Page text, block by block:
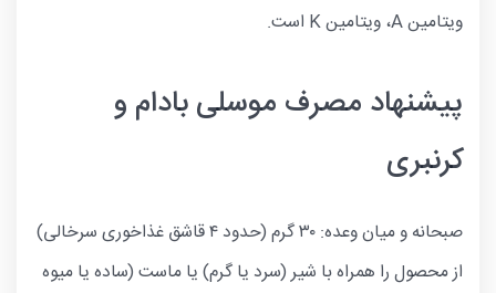
ویتامین A، ویتامین K است.
پیشنهاد مصرف موسلی بادام و
کرنبری
صبحانه و میان وعده: ۳۰ گرم (حدود ۴ قاشق غذاخوری سرخالی)
از محصول را همراه با شیر (سرد یا گرم) یا ماست (ساده یا میوه